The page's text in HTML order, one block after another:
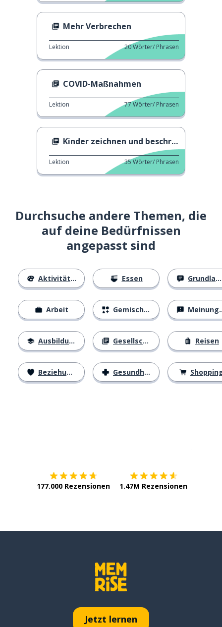
Mehr Verbrechen
Lektion 20Wörter/ Phrasen
COVID-Maßnahmen
Lektion 77Wörter/ Phrasen
Kinder zeichnen und beschreiben ihre Mütter
Lektion 35Wörter/ Phrasen
Durchsuche andere Themen, die
auf deine Bedürfnissen
angepasst sind
Aktivitäten
Arbeit
Ausbildung
Beziehungen
Essen
Gemischtes
Gesellschaft
Gesundheit
Grundlagen
Meinungen
Reisen
177.000 Rezensionen 1.47M Rezensionen
Jetzt lernen